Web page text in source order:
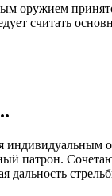
оружием
считать
индивидуальным
патрон.